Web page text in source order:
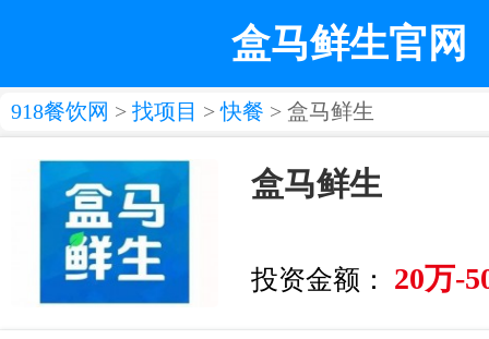
盒马鲜生官网
918餐饮网 > 找项目 >快餐 > 盒马鲜生
盒马鲜生
投资金额： 20万-